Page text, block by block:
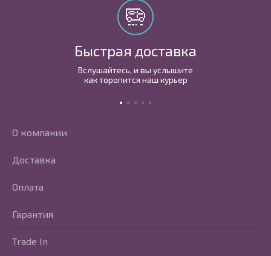
Быстрая доставка
Вслушайтесь, и вы услышите
как торопится наш курьер
О компании
Доставка
Оплата
Гарантия
Trade In